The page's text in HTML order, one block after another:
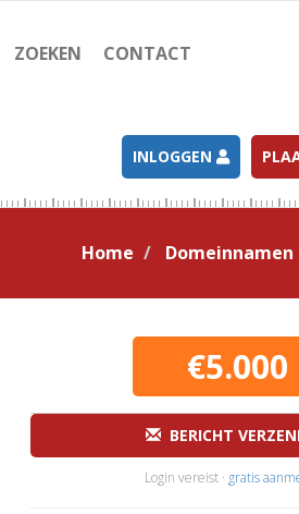
ZOEKEN CONTACT
INLOGGEN
Home Domeinnamen
€5.000
BERICHT
Login vereist · gratis